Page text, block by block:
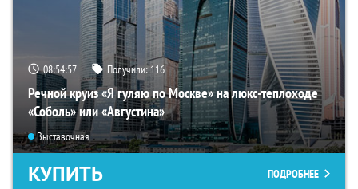
08:54:55 Получили:116
Речной круиз «Я гуляю по Москве» на люкс-теплоходе
«Соболь» или «Августина»
Выставочная
КУПИТЬ ПОДРОБНЕЕ